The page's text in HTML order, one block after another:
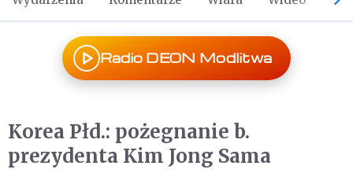
Radio DEON Modlitwa
Korea Płd.: pożegnanie b.
prezydenta Kim Jong Sama